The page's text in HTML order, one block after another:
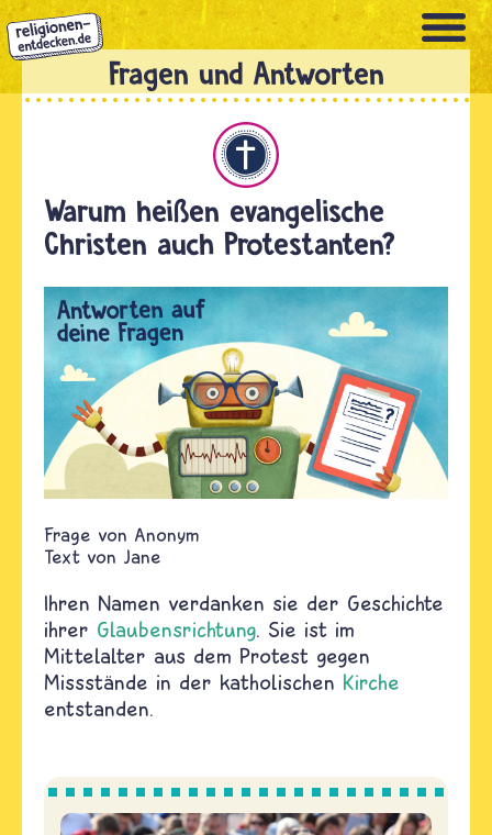
Direkt
zum
Inhalt
Warum heißen evangelische
Christen auch Protestanten?
Anonym
Text von Jane
Ihren Namen verdanken sie der Geschichte
ihrer Glaubensrichtung. Sie ist im
Mittelalter aus dem Protest gegen
Missstände in der katholischen Kirche
entstanden.